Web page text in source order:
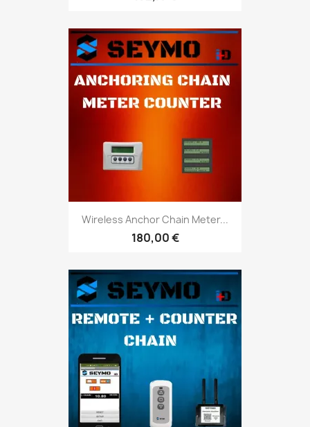
Wireless Anchor Chain Meter...
180,00 €